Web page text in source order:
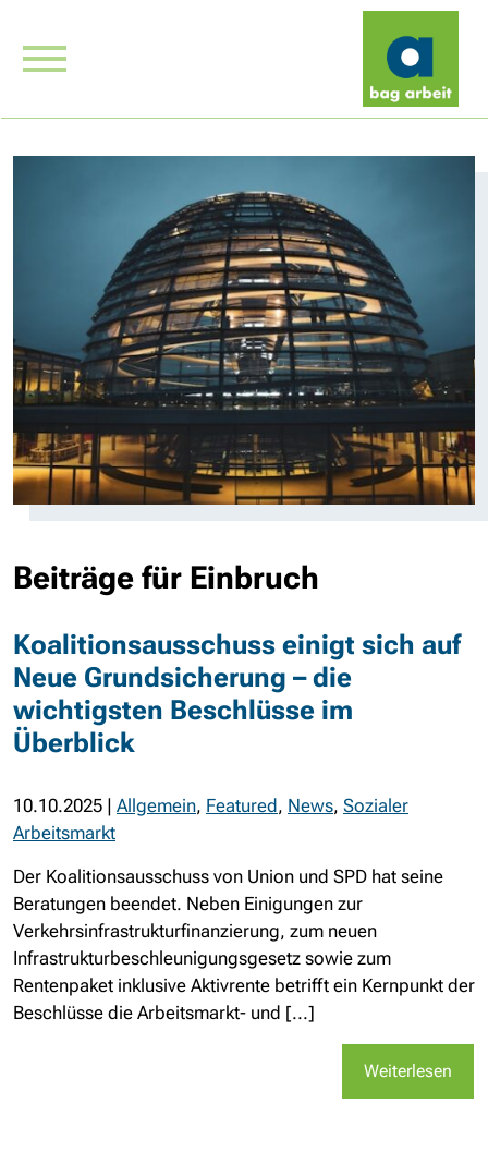
Beiträge für Einbruch
Koalitionsausschuss einigt sich auf
Neue Grundsicherung – die
wichtigsten Beschlüsse im
Überblick
10.10.2025 | Allgemein, Featured, News, Sozialer
Arbeitsmarkt
Der Koalitionsausschuss von Union und SPD hat seine
Beratungen beendet. Neben Einigungen zur
Verkehrsinfrastrukturfinanzierung, zum neuen
Infrastrukturbeschleunigungsgesetz sowie zum
Rentenpaket inklusive Aktivrente betrifft ein Kernpunkt der
Beschlüsse die Arbeitsmarkt- und [...]
Weiterlesen